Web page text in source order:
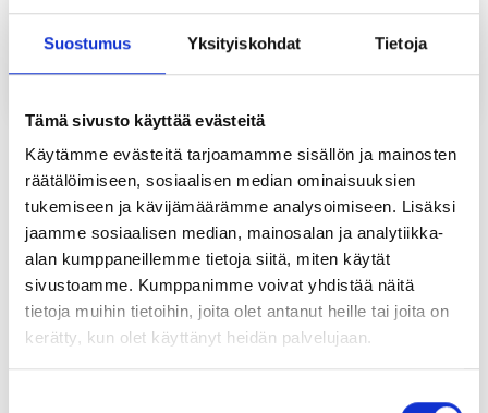
Suostumus Yksityiskohdat Tietoja
Tämä sivusto käyttää evästeitä
Käytämme evästeitä tarjoamamme sisällön ja mainosten
räätälöimiseen, sosiaalisen median ominaisuuksien
tukemiseen ja kävijämäärämme analysoimiseen. Lisäksi
jaamme sosiaalisen median, mainosalan ja analytiikka-
alan kumppaneillemme tietoja siitä, miten käytät
sivustoamme. Kumppanimme voivat yhdistää näitä
tietoja muihin tietoihin, joita olet antanut heille tai joita on
kerätty, kun olet käyttänyt heidän palvelujaan.
Ranua, tavattavissa ajanvarauksella
risto.niemela@ranua.fi
Ranuan kunnan alueella myytävät ja vuokrattavat tontit
löydät Ranuan karttapalvelusta (Louhi):
Ranuan karttapalvelu
Yksityishenkilöt ja yritykset voivat ilmoittaa myyntiin
omistamiaan tontteja alla olevan lomakkeen kautta.
Yksityisten omistamat tontit lisätään ja poistetaan kartta-